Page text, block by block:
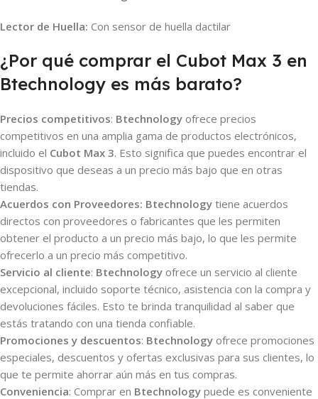
Lector de Huella: Con sensor de huella dactilar
¿Por qué comprar el Cubot Max 3 en
Btechnology es más barato?
Precios competitivos: Btechnology ofrece precios
competitivos en una amplia gama de productos electrónicos,
incluido el Cubot Max 3. Esto significa que puedes encontrar el
dispositivo que deseas a un precio más bajo que en otras
tiendas.
Acuerdos con Proveedores: Btechnology tiene acuerdos
directos con proveedores o fabricantes que les permiten
obtener el producto a un precio más bajo, lo que les permite
ofrecerlo a un precio más competitivo.
Servicio al cliente: Btechnology ofrece un servicio al cliente
excepcional, incluido soporte técnico, asistencia con la compra y
devoluciones fáciles. Esto te brinda tranquilidad al saber que
estás tratando con una tienda confiable.
Promociones y descuentos: Btechnology ofrece promociones
especiales, descuentos y ofertas exclusivas para sus clientes, lo
que te permite ahorrar aún más en tus compras.
Conveniencia: Comprar en Btechnology puede es conveniente